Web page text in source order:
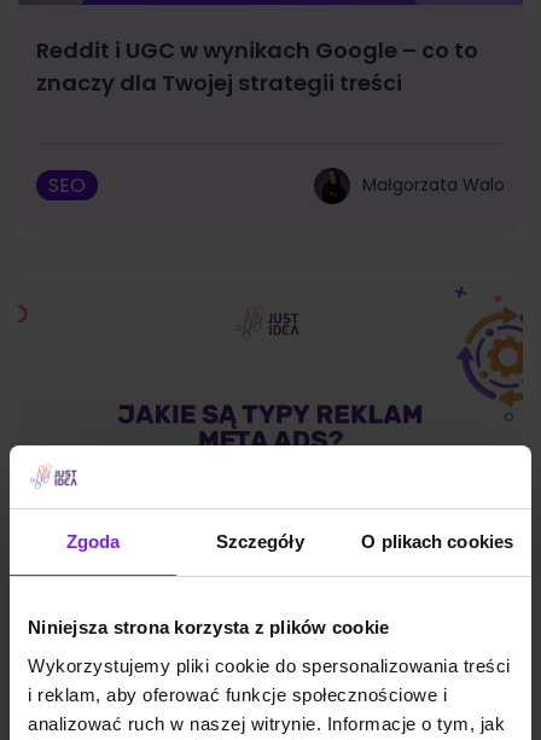
Zgoda Szczegóły O plikach cookies
Niniejsza strona korzysta z plików cookie
Wykorzystujemy pliki cookie do spersonalizowania treści
i reklam, aby oferować funkcje społecznościowe i
analizować ruch w naszej witrynie. Informacje o tym, jak
Reddit i UGC w wynikach Google – co to
znaczy dla Twojej strategii treści
SEO Małgorzata Walo
na 2026